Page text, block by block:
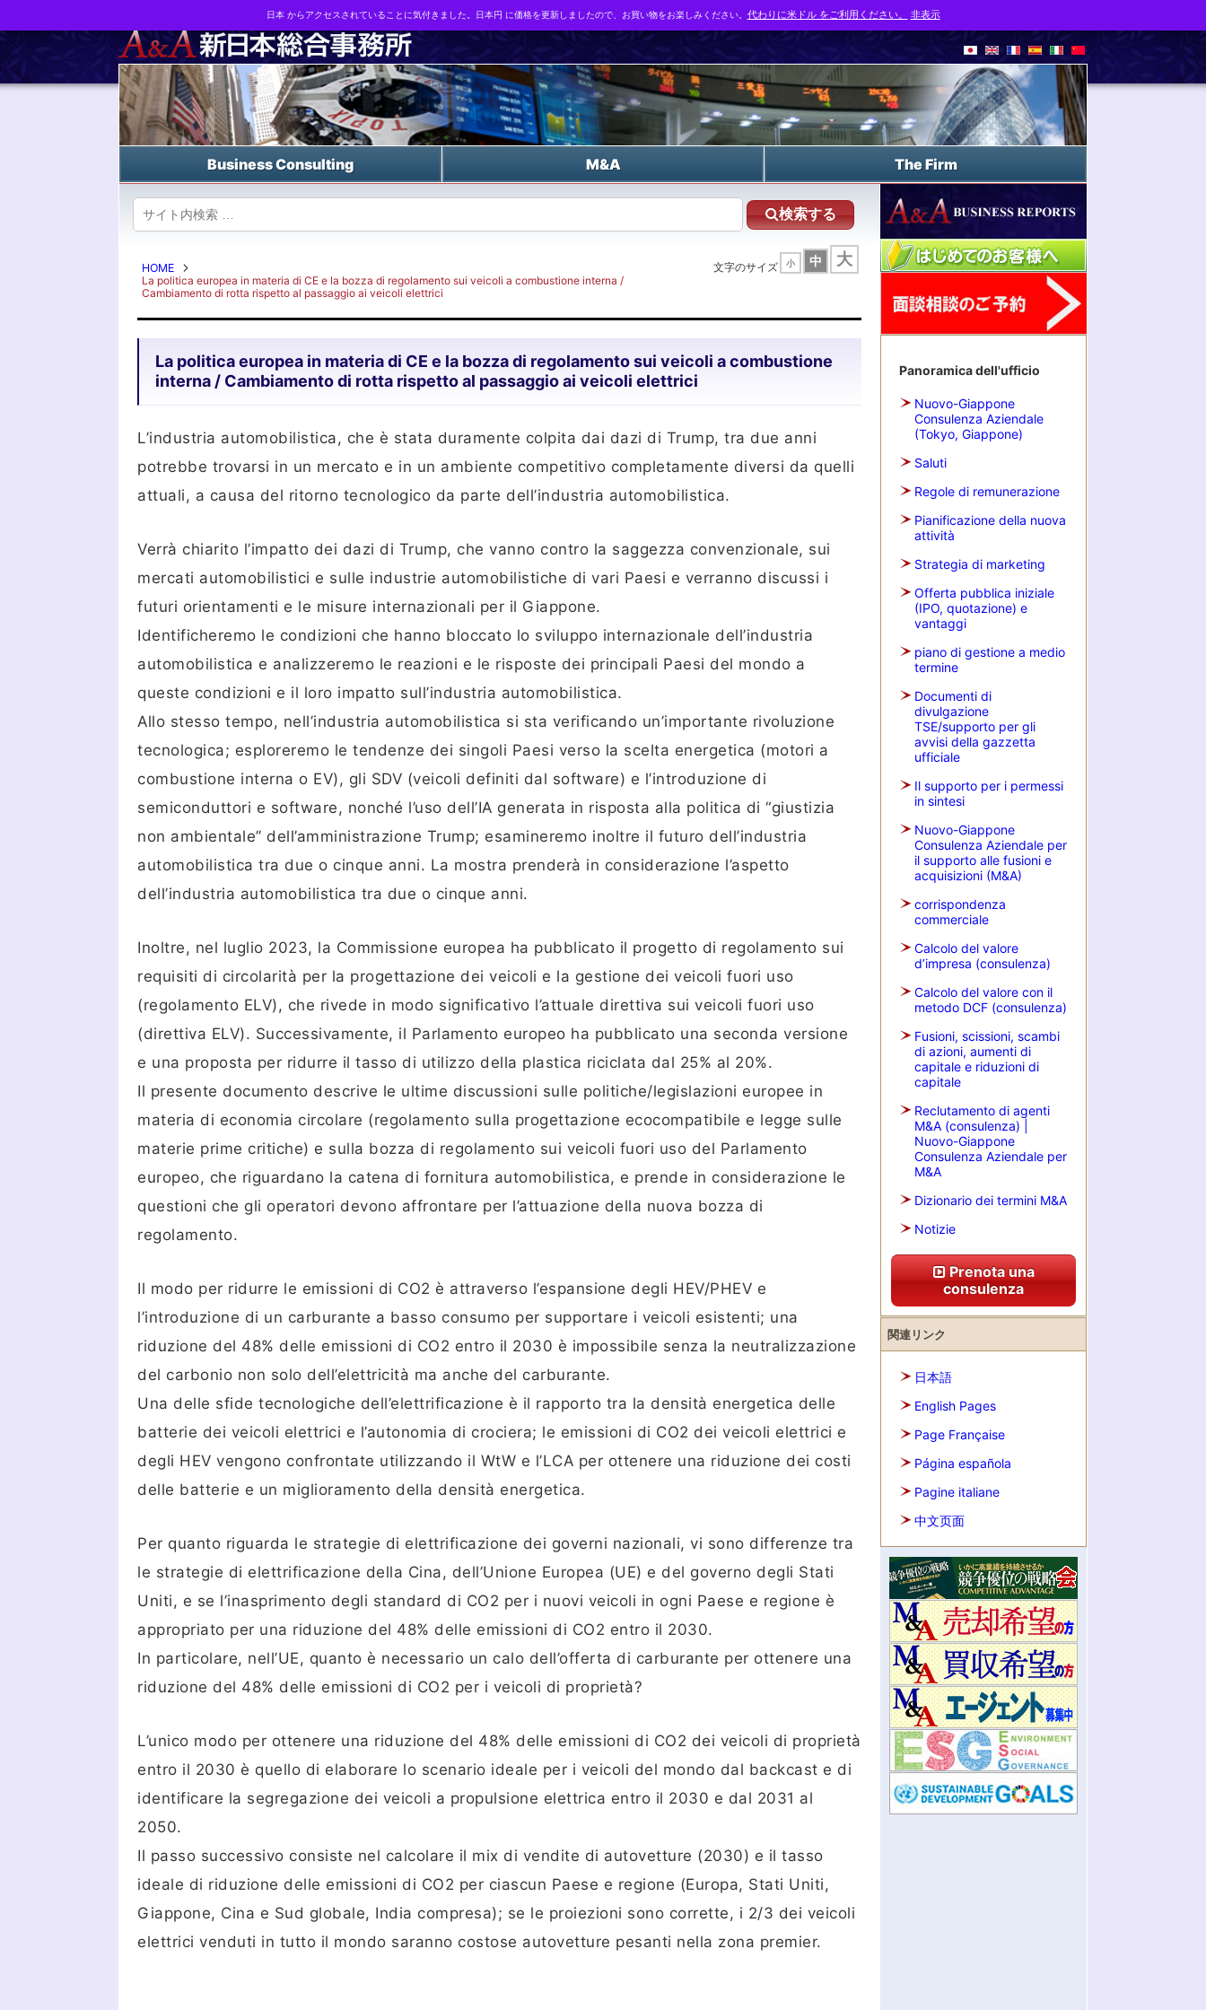
Business strategy reports, business matching and M&A in Japan
Business Consulting M&A The Firm
検索する
HOME
La politica europea in materia di CE e la bozza di regolamento sui veicoli a combustione interna /
Cambiamento di rotta rispetto al passaggio ai veicoli elettrici
文字のサイズ 小 中 大
La politica europea in materia di CE e la bozza di regolamento sui veicoli a combustione
interna / Cambiamento di rotta rispetto al passaggio ai veicoli elettrici
L’industria automobilistica, che è stata duramente colpita dai dazi di Trump, tra due anni
potrebbe trovarsi in un mercato e in un ambiente competitivo completamente diversi da quelli
attuali, a causa del ritorno tecnologico da parte dell’industria automobilistica.
Verrà chiarito l’impatto dei dazi di Trump, che vanno contro la saggezza convenzionale, sui
mercati automobilistici e sulle industrie automobilistiche di vari Paesi e verranno discussi i
futuri orientamenti e le misure internazionali per il Giappone.
Identificheremo le condizioni che hanno bloccato lo sviluppo internazionale dell’industria
automobilistica e analizzeremo le reazioni e le risposte dei principali Paesi del mondo a
queste condizioni e il loro impatto sull’industria automobilistica.
Allo stesso tempo, nell’industria automobilistica si sta verificando un’importante rivoluzione
tecnologica; esploreremo le tendenze dei singoli Paesi verso la scelta energetica (motori a
combustione interna o EV), gli SDV (veicoli definiti dal software) e l’introduzione di
semiconduttori e software, nonché l’uso dell’IA generata in risposta alla politica di “giustizia
non ambientale” dell’amministrazione Trump; esamineremo inoltre il futuro dell’industria
automobilistica tra due o cinque anni. La mostra prenderà in considerazione l’aspetto
dell’industria automobilistica tra due o cinque anni.
Inoltre, nel luglio 2023, la Commissione europea ha pubblicato il progetto di regolamento sui
requisiti di circolarità per la progettazione dei veicoli e la gestione dei veicoli fuori uso
(regolamento ELV), che rivede in modo significativo l’attuale direttiva sui veicoli fuori uso
(direttiva ELV). Successivamente, il Parlamento europeo ha pubblicato una seconda versione
e una proposta per ridurre il tasso di utilizzo della plastica riciclata dal 25% al 20%.
Il presente documento descrive le ultime discussioni sulle politiche/legislazioni europee in
materia di economia circolare (regolamento sulla progettazione ecocompatibile e legge sulle
materie prime critiche) e sulla bozza di regolamento sui veicoli fuori uso del Parlamento
europeo, che riguardano la catena di fornitura automobilistica, e prende in considerazione le
questioni che gli operatori devono affrontare per l’attuazione della nuova bozza di
regolamento.
Il modo per ridurre le emissioni di CO2 è attraverso l’espansione degli HEV/PHEV e
l’introduzione di un carburante a basso consumo per supportare i veicoli esistenti; una
riduzione del 48% delle emissioni di CO2 entro il 2030 è impossibile senza la neutralizzazione
del carbonio non solo dell’elettricità ma anche del carburante.
Una delle sfide tecnologiche dell’elettrificazione è il rapporto tra la densità energetica delle
batterie dei veicoli elettrici e l’autonomia di crociera; le emissioni di CO2 dei veicoli elettrici e
degli HEV vengono confrontate utilizzando il WtW e l’LCA per ottenere una riduzione dei costi
delle batterie e un miglioramento della densità energetica.
Per quanto riguarda le strategie di elettrificazione dei governi nazionali, vi sono differenze tra
le strategie di elettrificazione della Cina, dell’Unione Europea (UE) e del governo degli Stati
Uniti, e se l’inasprimento degli standard di CO2 per i nuovi veicoli in ogni Paese e regione è
appropriato per una riduzione del 48% delle emissioni di CO2 entro il 2030.
In particolare, nell’UE, quanto è necessario un calo dell’offerta di carburante per ottenere una
riduzione del 48% delle emissioni di CO2 per i veicoli di proprietà?
L’unico modo per ottenere una riduzione del 48% delle emissioni di CO2 dei veicoli di proprietà
entro il 2030 è quello di elaborare lo scenario ideale per i veicoli del mondo dal backcast e di
identificare la segregazione dei veicoli a propulsione elettrica entro il 2030 e dal 2031 al
2050.
Il passo successivo consiste nel calcolare il mix di vendite di autovetture (2030) e il tasso
ideale di riduzione delle emissioni di CO2 per ciascun Paese e regione (Europa, Stati Uniti,
Giappone, Cina e Sud globale, India compresa); se le proiezioni sono corrette, i 2/3 dei veicoli
elettrici venduti in tutto il mondo saranno costose autovetture pesanti nella zona premier.
Panoramica dell'ufficio
Nuovo-Giappone
Consulenza Aziendale
(Tokyo, Giappone)
Saluti
Regole di remunerazione
Pianificazione della nuova
attività
Strategia di marketing
Offerta pubblica iniziale
(IPO, quotazione) e
vantaggi
piano di gestione a medio
termine
Documenti di
divulgazione
TSE/supporto per gli
avvisi della gazzetta
ufficiale
Il supporto per i permessi
in sintesi
Nuovo-Giappone
Consulenza Aziendale per
il supporto alle fusioni e
acquisizioni (M&A)
corrispondenza
commerciale
Calcolo del valore
d’impresa (consulenza)
Calcolo del valore con il
metodo DCF (consulenza)
Fusioni, scissioni, scambi
di azioni, aumenti di
capitale e riduzioni di
capitale
Reclutamento di agenti
M&A (consulenza) |
Nuovo-Giappone
Consulenza Aziendale per
M&A
Dizionario dei termini M&A
Notizie
Prenota una
consulenza
関連リンク
日本語
English Pages
Page Française
Página española
Pagine italiane
中文页面
日本 からアクセスされていることに気付きました。日本円 に価格を更新しましたので、お買い物をお楽しみください。 代わりに米ドル をご利用ください。 非表示